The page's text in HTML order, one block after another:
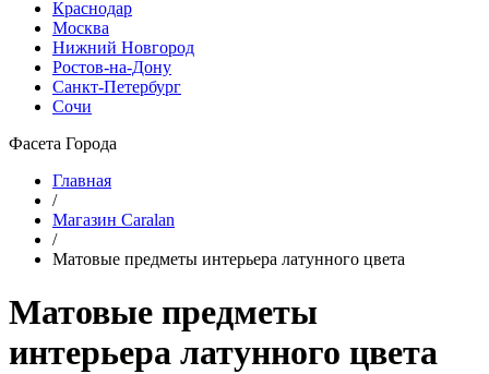
Краснодар
Москва
Нижний Новгород
Ростов-на-Дону
Санкт-Петербург
Сочи
Фасета Города
Главная
/
Магазин Caralan
/
Матовые предметы интерьера латунного цвета
Матовые предметы
интерьера латунного цвета